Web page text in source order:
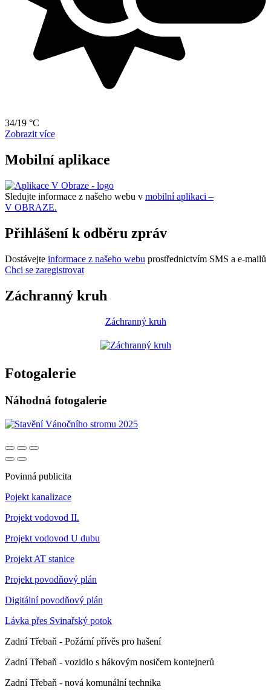
34/19 °C
Zobrazit více
Mobilní aplikace
Sledujte informace z našeho webu v mobilní aplikaci –
V OBRAZE.
Přihlášení k odběru zpráv
Dostávejte informace z našeho webu prostřednictvím SMS a e-mailů
Chci se zaregistrovat
Záchranný kruh
Záchranný kruh
Fotogalerie
Náhodná fotogalerie
Povinná publicita
Pojekt kanalizace
Projekt vodovod II.
Projekt vodovod U dubu
Projekt AT stanice
Projekt povodňový plán
Digitální povodňový plán
Lávka přes Svinařský potok
Zadní Třebaň - Požární přívěs pro hašení
Zadní Třebaň - vozidlo s hákovým nosičem kontejnerů
Zadní Třebaň - nová komunální technika